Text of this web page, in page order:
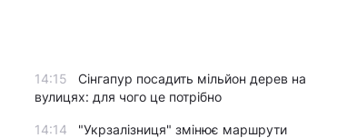
14:15
Сінгапур посадить мільйон дерев на
вулицях: для чого це потрібно
14:14
"Укрзалізниця" змінює маршрути